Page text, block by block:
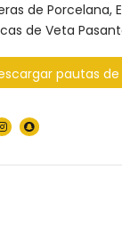
de Porcelana,
de Veta
pautas